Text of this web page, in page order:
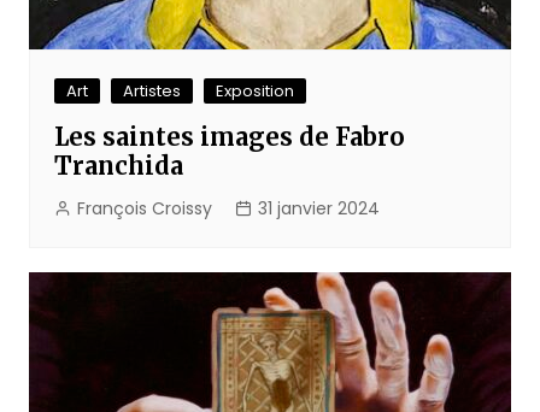
Art Artistes Exposition
Les saintes images de Fabro
Tranchida
François Croissy 31 janvier 2024